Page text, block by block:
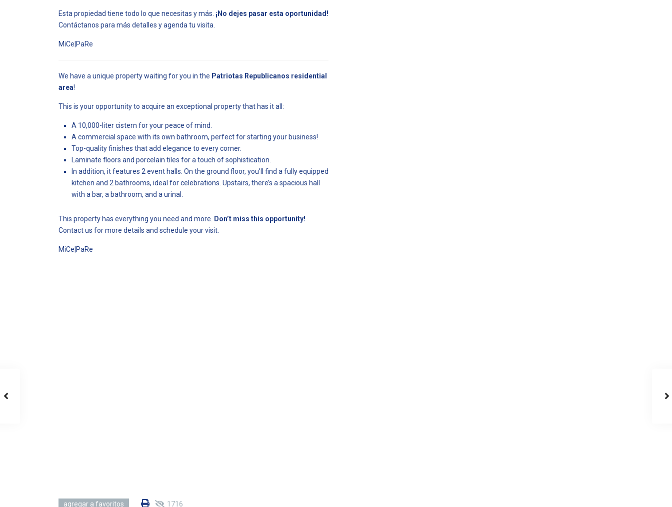
Esta propiedad tiene todo lo que necesitas y más. ¡No dejes pasar esta oportunidad!
Contáctanos para más detalles y agenda tu visita.
MiCe|PaRe
We have a unique property waiting for you in the Patriotas Republicanos residential
area!
This is your opportunity to acquire an exceptional property that has it all:
A 10,000-liter cistern for your peace of mind.
A commercial space with its own bathroom, perfect for starting your business!
Top-quality finishes that add elegance to every corner.
Laminate floors and porcelain tiles for a touch of sophistication.
In addition, it features 2 event halls. On the ground floor, you’ll find a fully equipped
kitchen and 2 bathrooms, ideal for celebrations. Upstairs, there’s a spacious hall
with a bar, a bathroom, and a urinal.
This property has everything you need and more.
Don’t miss this opportunity!
Contact us for more details and schedule your visit.
MiCe|PaRe
agregar a favoritos 1716